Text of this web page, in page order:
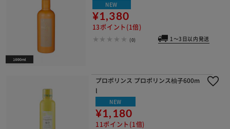
NEW
¥1,380
13ポイント(1倍)
(0) 1～3日以内発送
プロポリンス プロポリンス柚子600m
l
NEW
¥1,180
11ポイント(1倍)